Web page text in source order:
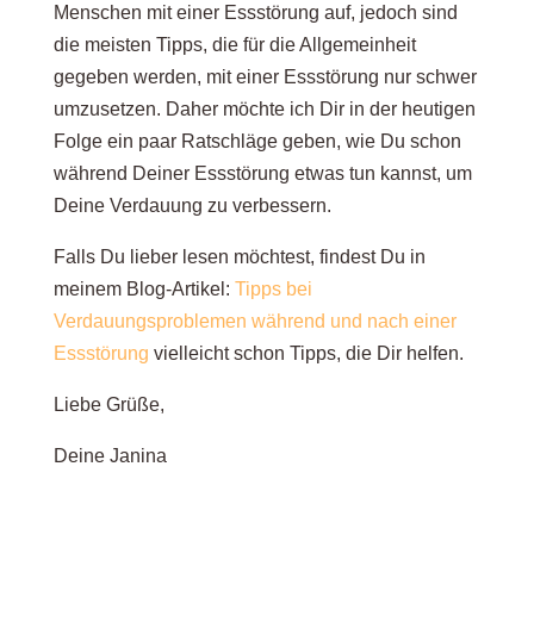
Menschen mit einer Essstörung auf, jedoch sind
die meisten Tipps, die für die Allgemeinheit
gegeben werden, mit einer Essstörung nur schwer
umzusetzen. Daher möchte ich Dir in der heutigen
Folge ein paar Ratschläge geben, wie Du schon
während Deiner Essstörung etwas tun kannst, um
Deine Verdauung zu verbessern.
Falls Du lieber lesen möchtest, findest Du in
meinem Blog-Artikel: Tipps bei
Verdauungsproblemen während und nach einer
Essstörung vielleicht schon Tipps, die Dir helfen.
Liebe Grüße,
Deine Janina